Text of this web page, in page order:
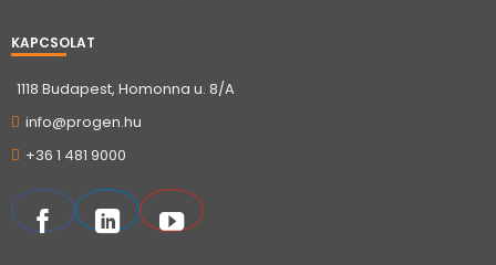
KAPCSOLAT
1118 Budapest, Homonna u. 8/A
info@progen.hu
+36 1 481 9000